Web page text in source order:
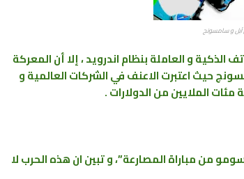
و العاملة بنظام اندرويد ، إلا أن المعركة
حيث اعتبرت الاعنف في الشركات العالمية و
مئات الملايين من الدولارات .
من مباراة المصارعة”، و تبين ان هذه الحرب لا